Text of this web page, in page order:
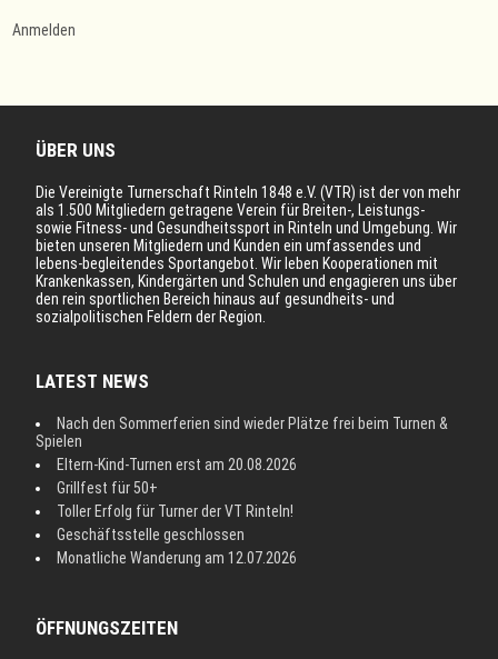
Anmelden
ÜBER UNS
Die Vereinigte Turnerschaft Rinteln 1848 e.V. (VTR) ist der von mehr
als 1.500 Mitgliedern getragene Verein für Breiten-, Leistungs-
sowie Fitness- und Gesundheitssport in Rinteln und Umgebung. Wir
bieten unseren Mitgliedern und Kunden ein umfassendes und
lebens-begleitendes Sportangebot. Wir leben Kooperationen mit
Krankenkassen, Kindergärten und Schulen und engagieren uns über
den rein sportlichen Bereich hinaus auf gesundheits- und
sozialpolitischen Feldern der Region.
LATEST NEWS
Nach den Sommerferien sind wieder Plätze frei beim Turnen &
Spielen
Eltern-Kind-Turnen erst am 20.08.2026
Grillfest für 50+
Toller Erfolg für Turner der VT Rinteln!
Geschäftsstelle geschlossen
Monatliche Wanderung am 12.07.2026
ÖFFNUNGSZEITEN